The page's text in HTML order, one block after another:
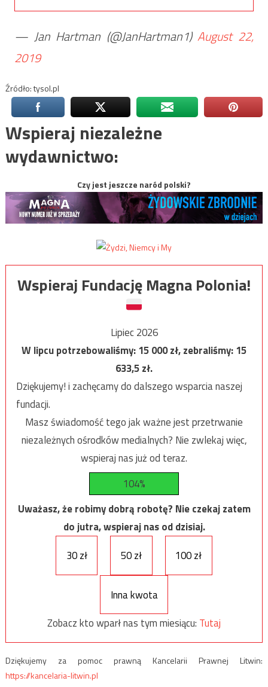
— Jan Hartman (@JanHartman1)August 22,
2019
Źródło: tysol.pl
Wspieraj niezależne
wydawnictwo:
Czy jest jeszcze naród polski?
Wspieraj Fundację Magna Polonia!
Lipiec 2026
W lipcu potrzebowaliśmy:15 000zł, zebraliśmy:15
633,5zł.
Dziękujemy! i zachęcamy do dalszego wsparcia naszej
fundacji.
Masz świadomość tego jak ważne jest przetrwanie
niezależnych ośrodków medialnych? Nie zwlekaj więc,
wspieraj nas już od teraz.
104%
Uważasz, że robimy dobrą robotę? Nie czekaj zatem
do jutra, wspieraj nas od dzisiaj.
30 zł
50 zł 100 zł
Inna kwota
Zobacz kto wparł nas tym miesiącu: Tutaj
Dziękujemy za pomoc prawną Kancelarii Prawnej Litwin:
https://kancelaria-litwin.pl